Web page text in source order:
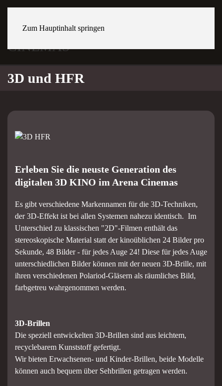
Zum Hauptinhalt springen
Sites
3D und HFR
Erleben Sie die neuste Generation des
digitalen 3D KINO im Arena Cinemas
Es gibt verschiedene Markennamen für die 3D-Techniken,
der 3D-Effekt ist bei allen Systemen nahezu identisch. Im
Unterschied zu klassischen "2D"-Filmen enthält das
stereoskopische Material statt der kinoüblichen 24 Bilder pro
Sekunde, 48 Bilder - für jedes Auge 24! Diese für jedes Auge
unterschiedlichen Bilder können mit der neuen 3D-Brille, mit
ihren verschiedenen Polariod-Gläsern als räumliches Bild,
farbgetreu wahrgenommen werden.
3D-Brillen
Die speziell entwickelten 3D-Brillen sind aus leichtem,
recyclebarem Kunststoff gefertigt.
Wir bieten Erwachsenen- und Kinder-Brillen, beide Modelle
können auch bequem über Sehbrillen getragen werden.